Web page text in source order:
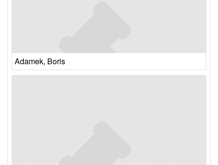
Adamek, Boris